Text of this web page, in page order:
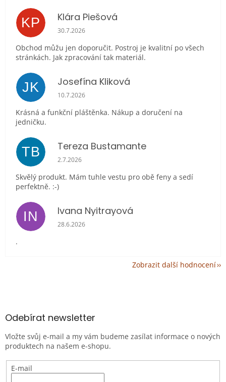
KP Klára Piešová
Hodnocení obchodu je 5 z 5 hvězdiček.
30.7.2026
Obchod můžu jen doporučit. Postroj je kvalitní po všech
stránkách. Jak zpracování tak materiál.
JK Josefína Kliková
Hodnocení obchodu je 5 z 5 hvězdiček.
10.7.2026
Krásná a funkční pláštěnka. Nákup a doručení na
jedničku.
TB Tereza Bustamante
Hodnocení obchodu je 5 z 5 hvězdiček.
2.7.2026
Skvělý produkt. Mám tuhle vestu pro obě feny a sedí
perfektně. :-)
IN Ivana Nyitrayová
Hodnocení obchodu je 5 z 5 hvězdiček.
28.6.2026
.
Zobrazit další hodnocení
aOdebírat newsletter
Vložte svůj e-mail a my vám budeme zasílat informace o nových
produktech na našem e-shopu.
E-mail